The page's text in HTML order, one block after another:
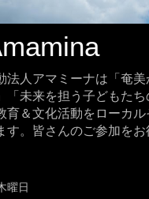
法人アマミーナは「奄
「未来を担う子どもた
育＆文化活動をローカ
す。皆さんのご参加を
曜日